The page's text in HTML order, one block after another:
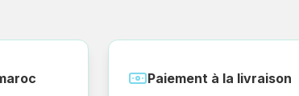
Paiement à la livraison